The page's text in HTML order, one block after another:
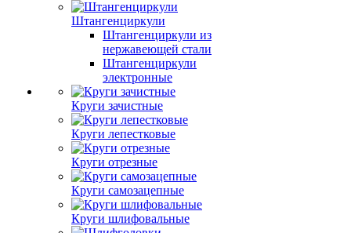
Штангенциркули
Штангенциркули из
нержавеющей стали
Штангенциркули
электронные
Круги зачистные
Круги лепестковые
Круги отрезные
Круги самозацепные
Круги шлифовальные